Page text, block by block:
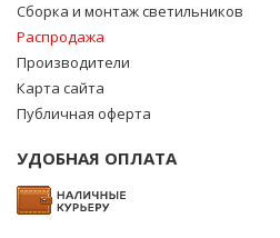
Сборка и монтаж светильников
Распродажа
Производители
Карта сайта
Публичная оферта
УДОБНАЯ ОПЛАТА